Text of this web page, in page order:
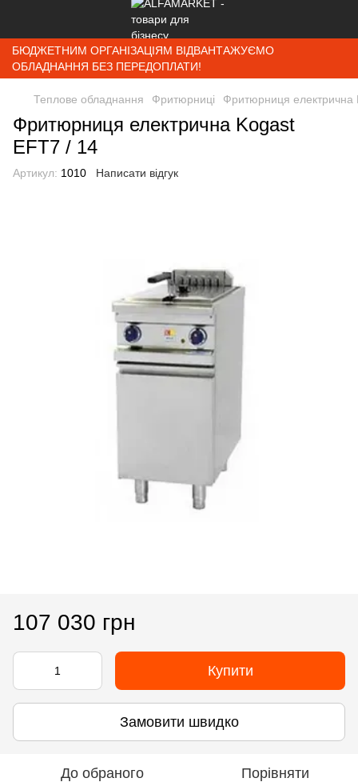
БЮДЖЕТНИМ ОРГАНІЗАЦІЯМ ВІДВАНТАЖУЄМО
ОБЛАДНАННЯ БЕЗ ПЕРЕДОПЛАТИ!
Теплове обладнання Фритюрниці Фритюрниця електрична
Фритюрниця електрична Kogast
EFT7 / 14
Артикул: 1010 Написати відгук
107 030 грн
Купити
Замовити швидко
До обраного Порівняти